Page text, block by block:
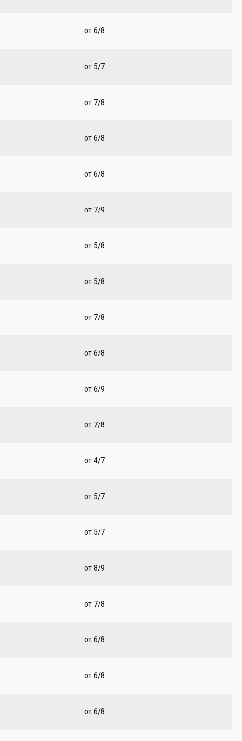
от 6/8
от 5/7
от 7/8
от 6/8
от 6/8
от 7/9
от 5/8
от 5/8
от 7/8
от 6/8
от 6/9
от 7/8
от 4/7
от 5/7
от 5/7
от 8/9
от 7/8
от 6/8
от 6/8
от 6/8